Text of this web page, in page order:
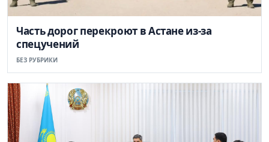
Часть дорог перекроют в Астане из-за
спецучений
БЕЗ РУБРИКИ